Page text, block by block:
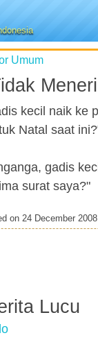
Umum
kecil naik ke
Natal saat
gadis
surat saya?"
on 24 December 2008
Lucu